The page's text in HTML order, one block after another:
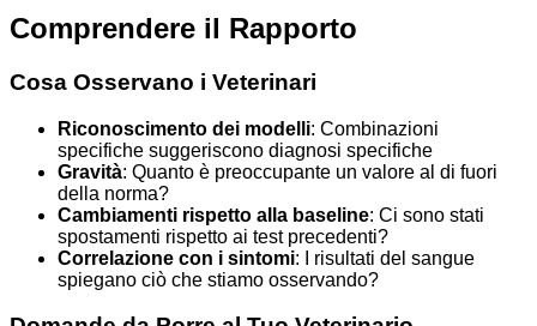
Comprendere il Rapporto
Cosa Osservano i Veterinari
Riconoscimento dei modelli: Combinazioni
specifiche suggeriscono diagnosi specifiche
Gravità: Quanto è preoccupante un valore al di fuori
della norma?
Cambiamenti rispetto alla baseline: Ci sono stati
spostamenti rispetto ai test precedenti?
Correlazione con i sintomi: I risultati del sangue
spiegano ciò che stiamo osservando?